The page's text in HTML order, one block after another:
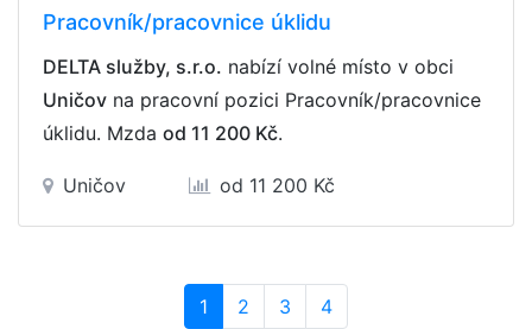
Pracovník/pracovnice úklidu
DELTA služby, s.r.o. nabízí volné místo v obci
Uničov na pracovní pozici Pracovník/pracovnice
úklidu. Mzda od 11 200 Kč.
Uničov od 11 200 Kč
1 (current)
2 3 4